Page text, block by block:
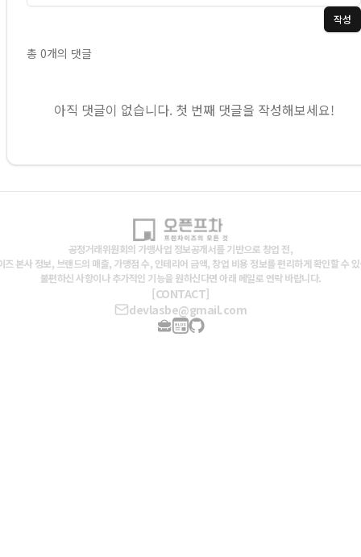
작성
총 0개의 댓글
아직 댓글이 없습니다. 첫 번째 댓글을 작성해보세요!
공정거래위원회의 가맹사업 정보공개서를 기반으로 창업 전,
즈 본사 정보, 브랜드의 매출, 가맹점 수, 인테리어 금액, 창업 비용 정보를 편리하게 확인할 수
불편하신 사항이나 추가적인 기능을 원하신다면 아래 메일로 연락 바랍니다.
[CONTACT]
devlasbe@gmail.com